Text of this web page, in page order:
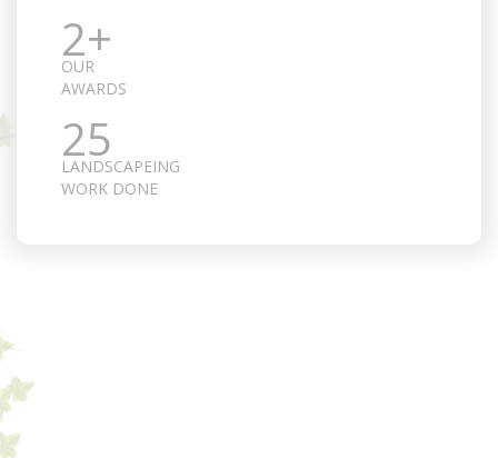
2+
OUR
AWARDS
25
LANDSCAPEING
WORK DONE